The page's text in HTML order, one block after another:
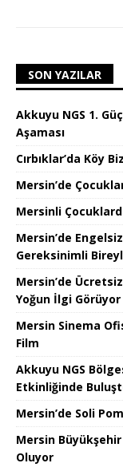
SON YAZILAR
Akkuyu NGS 1.
Aşaması
Cırbıklar’da Köy
Mersin’de
Mersinli
Mersin’de
Gereksinimli
Mersin’de
Yoğun İlgi Görüyor
Mersin Sinema
Film
Akkuyu NGS
Etkinliğinde
Mersin’de Soli
Mersin
Oluyor